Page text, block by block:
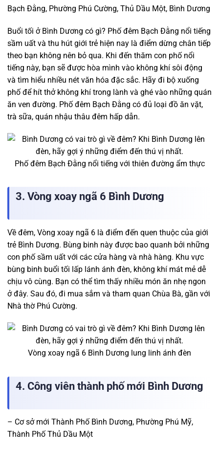
Bạch Đằng, Phường Phú Cường, Thủ Dầu Một, Bình Dương
Buổi tối ở Bình Dương có gì? Phố đêm Bạch Đằng nổi tiếng
sầm uất và thu hút giới trẻ hiện nay là điểm dừng chân tiếp
theo bạn không nên bỏ qua. Khi đến thăm con phố nổi
tiếng này, bạn sẽ được hòa mình vào không khí sôi động
và tìm hiểu nhiều nét văn hóa đặc sắc. Hãy đi bộ xuống
phố để hít thở không khí trong lành và ghé vào những quán
ăn ven đường. Phố đêm Bạch Đằng có đủ loại đồ ăn vặt,
trà sữa, quán nhậu thâu đêm hấp dẫn.
Phố đêm Bạch Đằng nổi tiếng với thiên đường ẩm thực
3. Vòng xoay ngã 6 Bình Dương
Về đêm, Vòng xoay ngã 6 là điểm đến quen thuộc của giới
trẻ Bình Dương. Bùng binh này được bao quanh bởi những
con phố sầm uất với các cửa hàng và nhà hàng. Khu vực
bùng binh buổi tối lấp lánh ánh đèn, không khí mát mẻ dễ
chịu vô cùng. Bạn có thể tìm thấy nhiều món ăn nhẹ ngon
ở đây. Sau đó, đi mua sắm và tham quan Chùa Bà, gần với
Nhà thờ Phú Cường.
Vòng xoay ngã 6 Bình Dương lung linh ánh đèn
4. Công viên thành phố mới Bình Dương
– Cơ sở mới Thành Phố Bình Dương, Phường Phú Mỹ,
Thành Phố Thủ Dầu Một